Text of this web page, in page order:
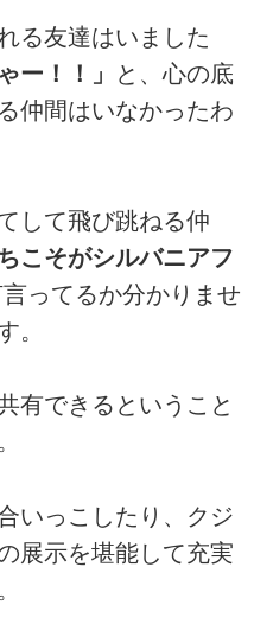
る友達はいました
ー！！」
と、心の底
仲間はいなかったわ
して飛び跳ねる仲
こそがシルバニアフ
ってるか分かりませ
。
有できるということ
いっこしたり、クジ
展示を堪能して充実